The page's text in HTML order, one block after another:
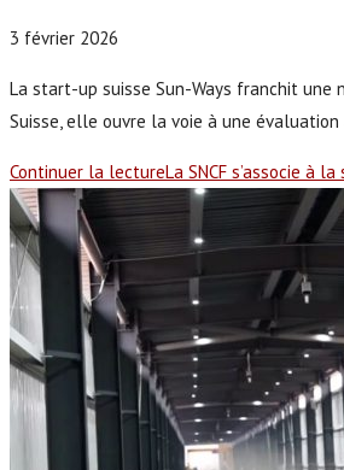
3 février 2026
La start-up suisse Sun-Ways franchit
Suisse, elle ouvre la voie à une
Continuer la lectureLa SNCF s’associe à